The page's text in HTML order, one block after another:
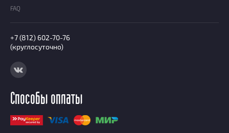
FAQ
+7 (812) 602-70-76
(круглосуточно)
Способы оплаты